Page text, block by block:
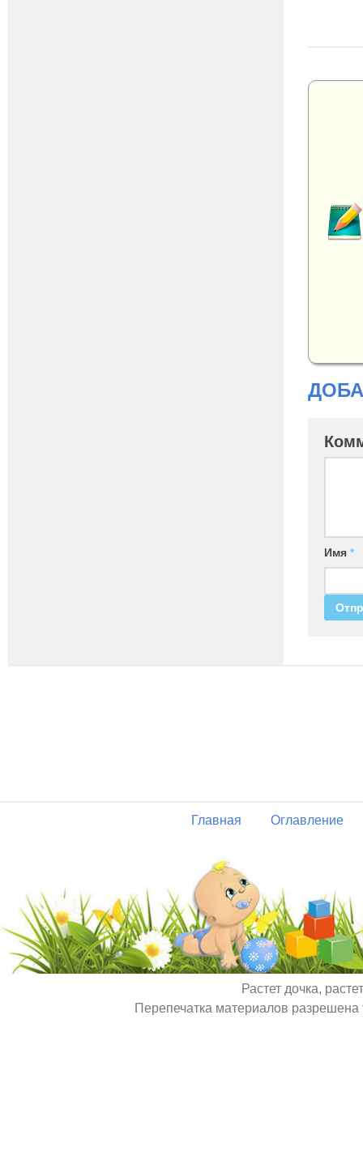
Имя *
Главная Оглавление
Растет дочка,
Перепечатка материалов разрешена